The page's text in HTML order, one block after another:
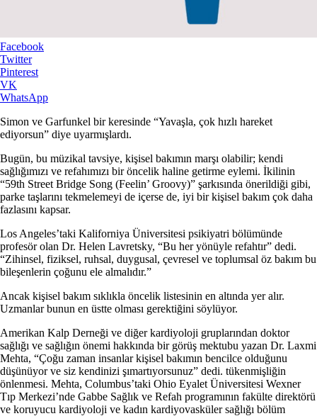
Facebook
Twitter
Pinterest
VK
WhatsApp
Simon ve Garfunkel bir keresinde “Yavaşla, çok hızlı hareket
ediyorsun” diye uyarmışlardı.
Bugün, bu müzikal tavsiye, kişisel bakımın marşı olabilir; kendi
sağlığımızı ve refahımızı bir öncelik haline getirme eylemi. İkilinin
“59th Street Bridge Song (Feelin’ Groovy)” şarkısında önerildiği gibi,
parke taşlarını tekmelemeyi de içerse de, iyi bir kişisel bakım çok daha
fazlasını kapsar.
Los Angeles’taki Kaliforniya Üniversitesi psikiyatri bölümünde
profesör olan Dr. Helen Lavretsky, “Bu her yönüyle refahtır” dedi.
“Zihinsel, fiziksel, ruhsal, duygusal, çevresel ve toplumsal öz bakım bu
bileşenlerin çoğunu ele almalıdır.”
Ancak kişisel bakım sıklıkla öncelik listesinin en altında yer alır.
Uzmanlar bunun en üstte olması gerektiğini söylüyor.
Amerikan Kalp Derneği ve diğer kardiyoloji gruplarından doktor
sağlığı ve sağlığın önemi hakkında bir görüş mektubu yazan Dr. Laxmi
Mehta, “Çoğu zaman insanlar kişisel bakımın bencilce olduğunu
düşünüyor ve siz kendinizi şımartıyorsunuz” dedi. tükenmişliğin
önlenmesi. Mehta, Columbus’taki Ohio Eyalet Üniversitesi Wexner
Tıp Merkezi’nde Gabbe Sağlık ve Refah programının fakülte direktörü
ve koruyucu kardiyoloji ve kadın kardiyovasküler sağlığı bölüm